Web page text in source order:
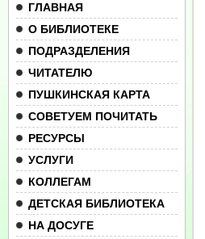
ГЛАВНАЯ
О БИБЛИОТЕКЕ
ПОДРАЗДЕЛЕНИЯ
ЧИТАТЕЛЮ
ПУШКИНСКАЯ КАРТА
СОВЕТУЕМ ПОЧИТАТЬ
РЕСУРСЫ
УСЛУГИ
КОЛЛЕГАМ
ДЕТСКАЯ БИБЛИОТЕКА
НА ДОСУГЕ